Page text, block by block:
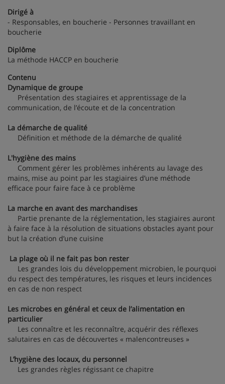
Dirigé à
- Responsables, en boucherie - Personnes travaillant en
boucherie
Diplôme
La méthode HACCP en boucherie
Contenu
Dynamique de groupe
Présentation des stagiaires et apprentissage de la
communication, de l’écoute et de la concentration
La démarche de qualité
Définition et méthode de la démarche de qualité
L'hygiène des mains
Comment gérer les problèmes inhérents au lavage des
mains, mise au point par les stagiaires d’une méthode
efficace pour faire face à ce problème
La marche en avant des marchandises
Partie prenante de la réglementation, les stagiaires auront
à faire face à la résolution de situations obstacles ayant pour
but la création d’une cuisine
La plage où il ne fait pas bon rester
Les grandes lois du développement microbien, le pourquoi
du respect des températures, les risques et leurs incidences
en cas de non respect
Les microbes en général et ceux de l’alimentation en
particulier
Les connaître et les reconnaître, acquérir des réflexes
salutaires en cas de découvertes « malencontreuses »
L’hygiène des locaux, du personnel
Les grandes règles régissant ce chapitre